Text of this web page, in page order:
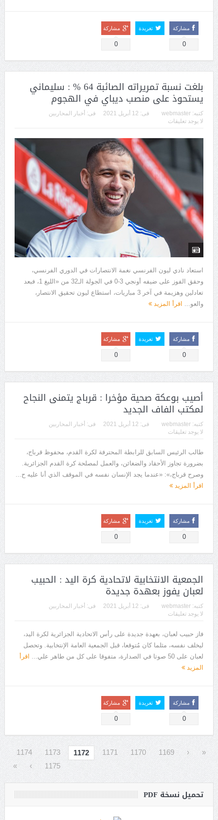
مشاركة
0
تغريدة مشاركة
0
بلغت نسبة تمريراته الصائبة 64 % : سليماني
يستحوذ على منصب ديباي في الهجوم
كتبه: webmaster فى: 12 أبريل 2021 فى: أخبار المحاربين
لا يوجد تعليقات
استعاد نادي ليون الفرنسي نغمة الانتصارات في الدوري الفرنسي،
وحقق الفوز على ضيفه أونجي 3-0 في الجولة الـ32 من «الليغ 1، فبعد
تعادلين وهزيمة في آخر 3 مباريات، استطاع ليون تحقيق الانتصار،
والعو...
اقرأ المزيد
مشاركة
0
تغريدة مشاركة
0
أصيب بوعكة صحية مؤخرا : قرباج يتمنى النجاح
لمكتب الفاف الجديد
كتبه: webmaster فى: 12 أبريل 2021 فى: أخبار المحاربين
لا يوجد تعليقات
طالب الرئيس السابق للرابطة المحترفة لكرة القدم، محفوظ قرباج،
بضرورة تجاوز الأحقاد والضغائن، والعمل لمصلحة كرة القدم الجزائرية.
وصرح قرباج،»: «عندما يجد الإنسان نفسه في الموقف الذي أنا عليه ح...
اقرأ المزيد
مشاركة
0
تغريدة مشاركة
0
الجمعية الانتخابية لاتحادية كرة اليد : الحبيب
لعبان يفوز بعهدة جديدة
كتبه: webmaster فى: 12 أبريل 2021 فى: أخبار المحاربين
لا يوجد تعليقات
فاز حبيب لعبان، بعهدة جديدة على رأس الاتحادية الجزائرية لكرة اليد،
ليخلف نفسه، مثلما كان مُتوقعا، قبل الجمعية العامة الإنتخابية. وتحصل
لعبان على 50 صوتا في الصدارة، متفوقا على كل من طاهر علي...
اقرأ
المزيد
مشاركة
0
تغريدة مشاركة
0
«
‹
1169
1170
1171
1172
1173
1174
1175
›
»
تحميل نسخة PDF